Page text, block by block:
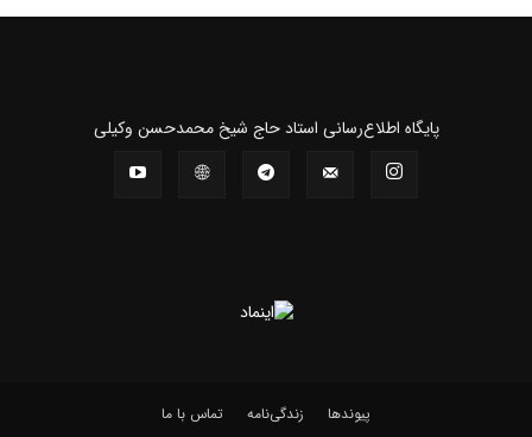
پايگاه اطلاع‌رسانی استاد حاج شیخ محمدحسن وکیلی
پیوندها زندگی‌نامه تماس با ما